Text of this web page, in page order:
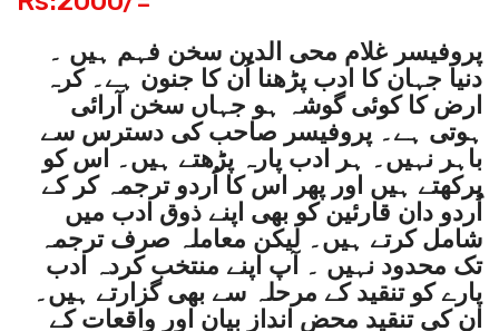
پروفیسر غلام محی الدین سخن فہم ہیں ۔
دنیا جہان کا ادب پڑھنا اُن کا جنون ہے۔ کرہ
ارض کا کوئی گوشہ ہو جہاں سخن آرائی
ہوتی ہے۔ پروفیسر صاحب کی دسترس سے
باہر نہیں۔ ہر ادب پارہ پڑھتے ہیں۔ اس کو
پرکھتے ہیں اور پھر اس کا اُردو ترجمہ کر کے
اُردو دان قارئین کو بھی اپنے ذوق ادب میں
شامل کرتے ہیں۔ لیکن معاملہ صرف ترجمہ
تک محدود نہیں ۔ آپ اپنے منتخب کردہ ادب
پارے کو تنقید کے مرحلہ سے بھی گزارتے ہیں۔
ان کی تنقید محض انداز بیان اور واقعات کے